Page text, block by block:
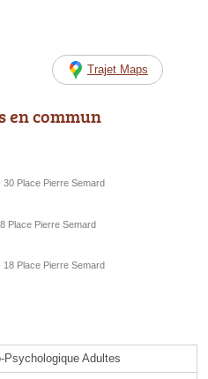
Trajet Maps
en commun
Place Pierre Semard
Place Pierre Semard
Place Pierre Semard
Psychologique Adultes